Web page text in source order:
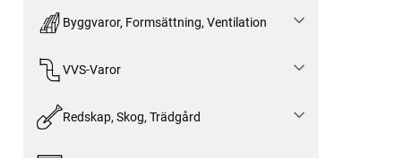
Byggvaror, Formsättning, Ventilation
VVS-Varor
Redskap, Skog, Trädgård